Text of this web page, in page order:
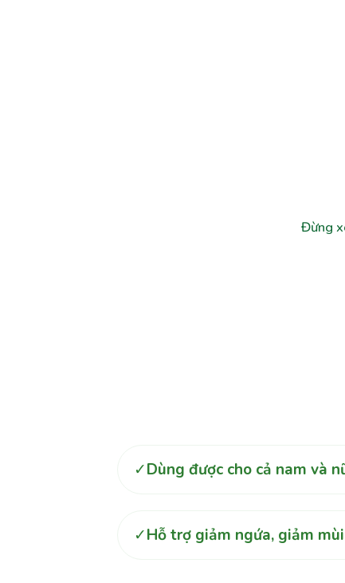
Đừng
✓Dùng được cho cả nam và
✓Hỗ trợ giảm ngứa, giảm mùi